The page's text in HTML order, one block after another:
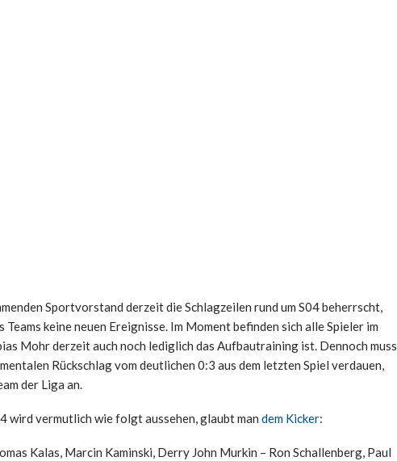
Sportvorstand derzeit die Schlagzeilen rund um S04 beherrscht,
keine neuen Ereignisse. Im Moment befinden sich alle Spieler im
Mohr derzeit auch noch lediglich das Aufbautraining ist. Dennoch muss
Rückschlag vom deutlichen 0:3 aus dem letzten Spiel verdauen,
der Liga an.
wird vermutlich wie folgt aussehen, glaubt man dem Kicker:
Kalas, Marcin Kaminski, Derry John Murkin – Ron Schallenberg, Paul